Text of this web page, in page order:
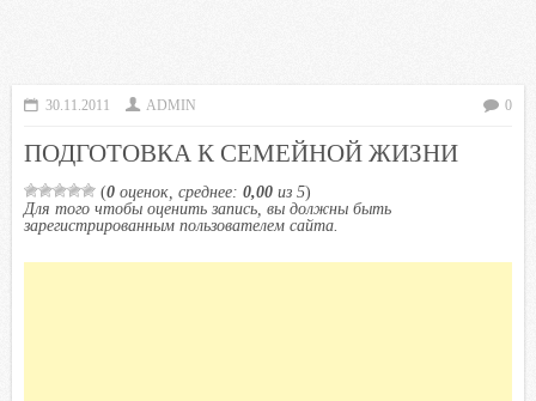
30.11.2011 ADMIN 0
ПОДГОТОВКА К СЕМЕЙНОЙ ЖИЗНИ
(0 оценок, среднее: 0,00 из 5)
Для того чтобы оценить запись, вы должны быть
зарегистрированным пользователем сайта.